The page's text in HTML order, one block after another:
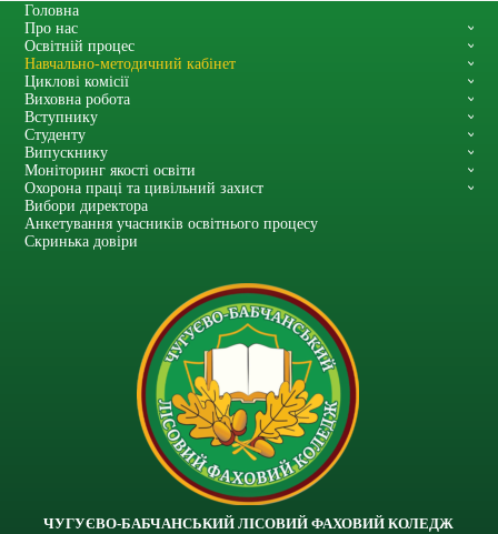
Головна
Про нас
Освітній процес
Навчально-методичний кабінет
Циклові комісії
Виховна робота
Вступнику
Студенту
Випускнику
Моніторинг якості освіти
Охорона праці та цивільний захист
Вибори директора
Анкетування учасників освітнього процесу
Скринька довіри
ЧУГУЄВО-БАБЧАНСЬКИЙ ЛІСОВИЙ ФАХОВИЙ КОЛЕДЖ